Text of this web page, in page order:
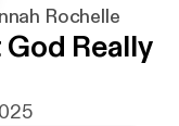
Rochelle
Really